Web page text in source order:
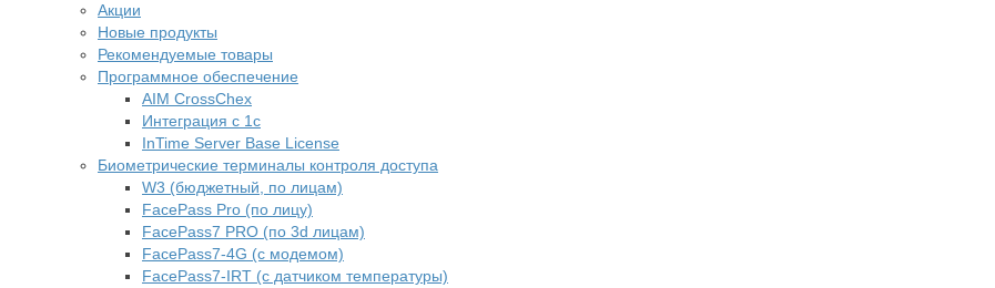
Акции
Новые продукты
Рекомендуемые товары
Программное обеспечение
AIM CrossChex
Интеграция с 1с
InTime Server Base License
Биометрические терминалы контроля доступа
W3 (бюджетный, по лицам)
FacePass Pro (по лицу)
FacePass7 PRO (по 3d лицам)
FacePass7-4G (с модемом)
FacePass7-IRT (с датчиком температуры)